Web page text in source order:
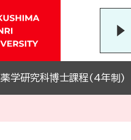
薬学研究科博士課程(4年制)